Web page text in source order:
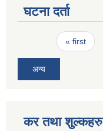
घटना दर्ता
Pages« first
अन्य
कर तथा शुल्कहरु